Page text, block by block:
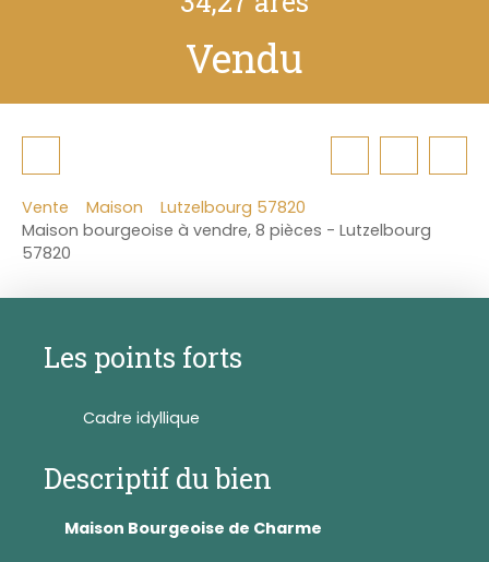
Vendu
Vente Maison
Lutzelbourg 57820
Maison bourgeoise à vendre, 8 pièces - Lutzelbourg
57820
Les points forts
Cadre idyllique
Descriptif du bien
Maison Bourgeoise de Charme